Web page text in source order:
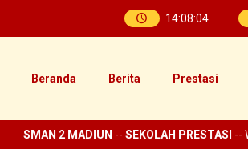
14:08:05
Beranda Berita Prestasi
SMAN 2 MADIUN-- SEKOLAH PRESTASI--